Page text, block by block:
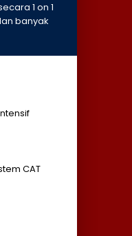
1 on 1
banyak
CAT